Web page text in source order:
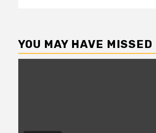
YOU MAY HAVE MISSED